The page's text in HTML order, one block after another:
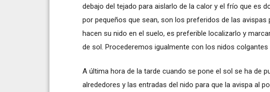
debajo del tejado para aislarlo de la calor y el frío que es
por pequeños que sean, son los preferidos de las
hacen su nido en el suelo, es preferible localizarlo y
de sol. Procederemos igualmente con los nidos colgantes
A última hora de la tarde cuando se pone el sol se ha de
alrededores y las entradas del nido para que la avispa al